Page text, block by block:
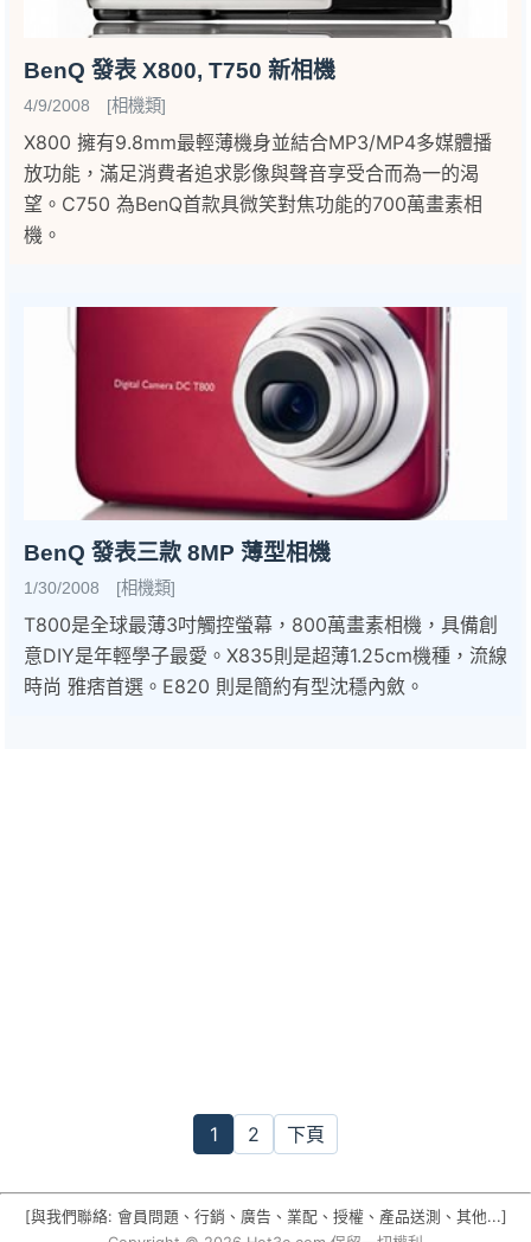
BenQ 發表 X800, T750 新相機
4/9/2008 [相機類]
X800 擁有9.8mm最輕薄機身並結合MP3/MP4多媒體播
放功能，滿足消費者追求影像與聲音享受合而為一的渴
望。C750 為BenQ首款具微笑對焦功能的700萬畫素相
機。
BenQ 發表三款 8MP 薄型相機
1/30/2008 [相機類]
T800是全球最薄3吋觸控螢幕，800萬畫素相機，具備創
意DIY是年輕學子最愛。X835則是超薄1.25cm機種，流線
時尚 雅痞首選。E820 則是簡約有型沈穩內斂。
1 2 下頁
[與我們聯絡: 會員問題、行銷、廣告、業配、授權、產品送測、其他...]